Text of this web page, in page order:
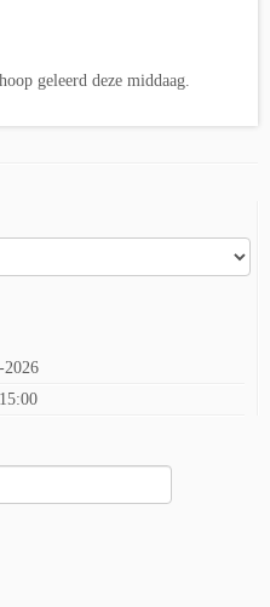
geleerd deze middaag.
2026